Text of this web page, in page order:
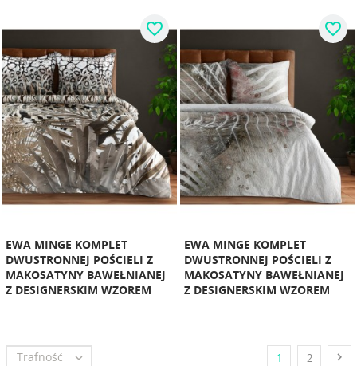
EWA MINGE KOMPLET
DWUSTRONNEJ POŚCIELI Z
MAKOSATYNY BAWEŁNIANEJ
Z DESIGNERSKIM WZOREM
favorite_border
EWA MINGE KOMPLET
DWUSTRONNEJ POŚCIELI Z
MAKOSATYNY BAWEŁNIANEJ
Z DESIGNERSKIM WZOREM
favorite_border
Trafność  1 2 